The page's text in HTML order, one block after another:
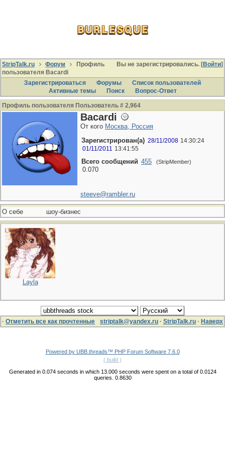
Вы не зарегистрировались. [Войти]
StripTalk.ru Форум
Профиль
пользователя Bacardi
Зарегистрироваться
Форумы
Список пользователей
Активные темы
Поиcк Вопрос-Ответ
Профиль пользователя Пользователь # 2,964
Bacardi
От кого Москва, Россия
Зарегистрирован(а) 28/11/2008 14:30:24
01/11/2011 13:41:55
Всего сообщений 455 (StripMember)
0.070
steeve@rambler.ru
О себе шоу-бизнес
Layla
· Отметить все как прочтенные striptalk@yandex.ru · StripTalk.ru · Наверх
Powered by UBB.threads™ PHP Forum Software 7.6.0
( build )
Generated in 0.074 seconds in which 13.000 seconds were spent on a total of 0.0124
queries. 0.8630